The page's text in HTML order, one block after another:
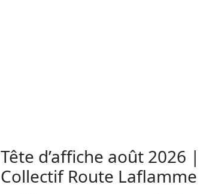
Tête d’affiche août 2026 |
Collectif Route Laflamme